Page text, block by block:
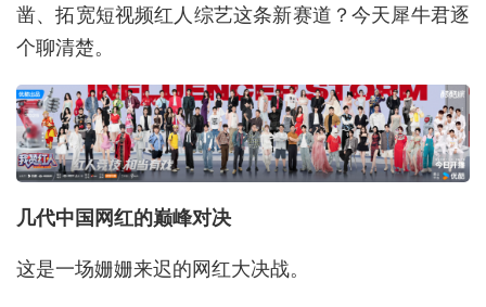
凿、拓宽短视频红人综艺这条新赛道？今天犀牛君逐
个聊清楚。
几代中国网红的巅峰对决
这是一场姗姗来迟的网红大决战。